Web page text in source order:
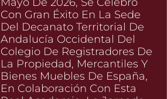
Con Gran Éxito En La Sede
Del Decanato Territorial De
Andalucía Occidental Del
Colegio De Registradores De
La Propiedad, Mercantiles Y
Bienes Muebles De España,
En Colaboración Con Esta